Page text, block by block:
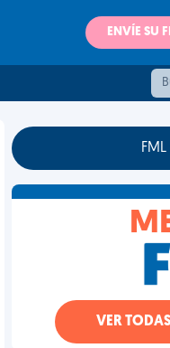
ENVÍE SU
VER